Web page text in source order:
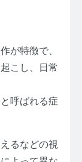
が特徴で、
こし、日常
呼ばれる症
るなどの視